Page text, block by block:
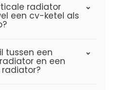
radiator
een cv-ketel als
tussen een
en een